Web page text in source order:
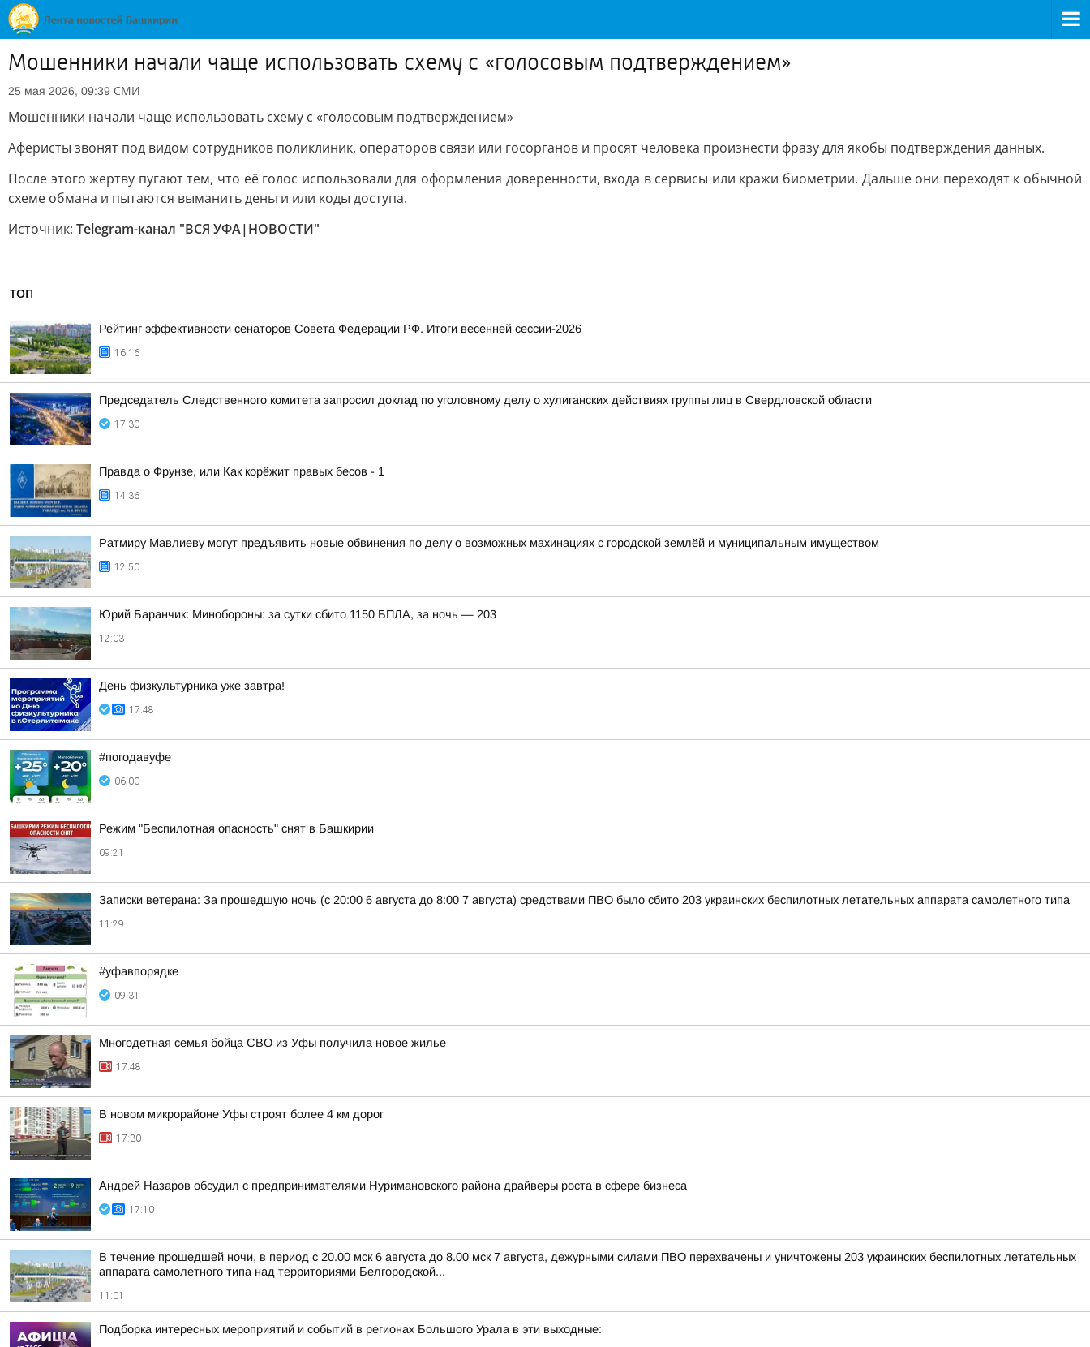
Мошенники начали чаще использовать схему с «голосовым подтверждением»
25 мая 2026, 09:39 СМИ
Мошенники начали чаще использовать схему с «голосовым подтверждением»
Аферисты звонят под видом сотрудников поликлиник, операторов связи или госорганов и просят человека произнести фразу для якобы подтверждения данных.
После этого жертву пугают тем, что её голос использовали для оформления доверенности, входа в сервисы или кражи биометрии. Дальше они переходят к обычной
схеме обмана и пытаются выманить деньги или коды доступа.
Источник: Telegram-канал "ВСЯ УФА|НОВОСТИ"
ТОП
Рейтинг эффективности сенаторов Совета Федерации РФ. Итоги весенней сессии-2026
16:16
Председатель Следственного комитета запросил доклад по уголовному делу о хулиганских действиях группы лиц в Свердловской области
17:30
Правда о Фрунзе, или Как корёжит правых бесов - 1
14:36
Ратмиру Мавлиеву могут предъявить новые обвинения по делу о возможных махинациях с городской землёй и муниципальным имуществом
12:50
Юрий Баранчик: Минобороны: за сутки сбито 1150 БПЛА, за ночь — 203
12:03
День физкультурника уже завтра!
17:48
#погодавуфе
06:00
Режим "Беспилотная опасность" снят в Башкирии
09:21
Записки ветерана: За прошедшую ночь (с 20:00 6 августа до 8:00 7 августа) средствами ПВО было сбито 203 украинских беспилотных летательных аппарата самолетного типа
11:29
#уфавпорядке
09:31
Многодетная семья бойца СВО из Уфы получила новое жилье
17:48
В новом микрорайоне Уфы строят более 4 км дорог
17:30
Андрей Назаров обсудил с предпринимателями Нуримановского района драйверы роста в сфере бизнеса
17:10
В течение прошедшей ночи, в период с 20.00 мск 6 августа до 8.00 мск 7 августа, дежурными силами ПВО перехвачены и уничтожены 203 украинских беспилотных летательных
аппарата самолетного типа над территориями Белгородской...
11:01
Подборка интересных мероприятий и событий в регионах Большого Урала в эти выходные: